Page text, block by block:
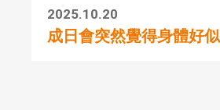
2025.10.20
成日會突然覺得身體好